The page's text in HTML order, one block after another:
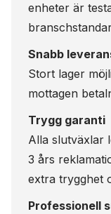
enheter är
Snabb
Stort lager
mottagen
Trygg garanti
Alla slutväxlar
3 års
extra trygghet
Professionell